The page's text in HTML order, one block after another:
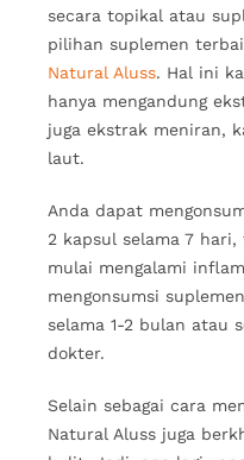
secara topikal atau
pilihan suplemen
Natural Aluss. Hal ini
hanya mengandung
juga ekstrak meniran,
laut.
Anda dapat
2 kapsul selama 7
mulai mengalami
mengonsumsi
selama 1-2 bulan atau
dokter.
Selain sebagai cara
Natural Aluss juga